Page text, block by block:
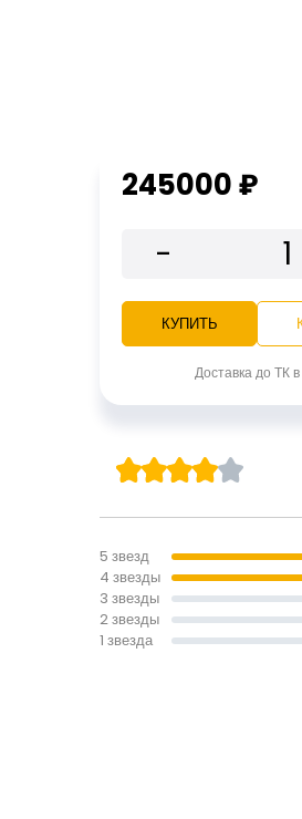
245000 ₽
-
КУПИТЬ
Доставка до ТК
5 звезд
4 звезды
3 звезды
2 звезды
1 звезда